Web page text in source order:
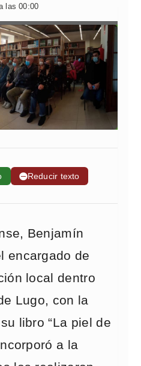
las 00:00
➖Reducir texto
Benjamín
encargado de
local dentro
Lugo, con la
libro “La piel de
a la